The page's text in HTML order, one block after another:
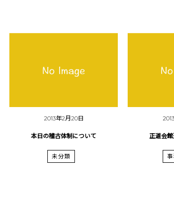
2013年2月20日
本日の稽古体制について
未分類
正道会